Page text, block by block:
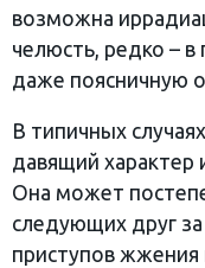
возможна
челюсть, редко – в
даже поясничную
В типичных
давящий характер
Она может
следующих друг
приступов